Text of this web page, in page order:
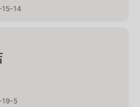
15-14
19-5